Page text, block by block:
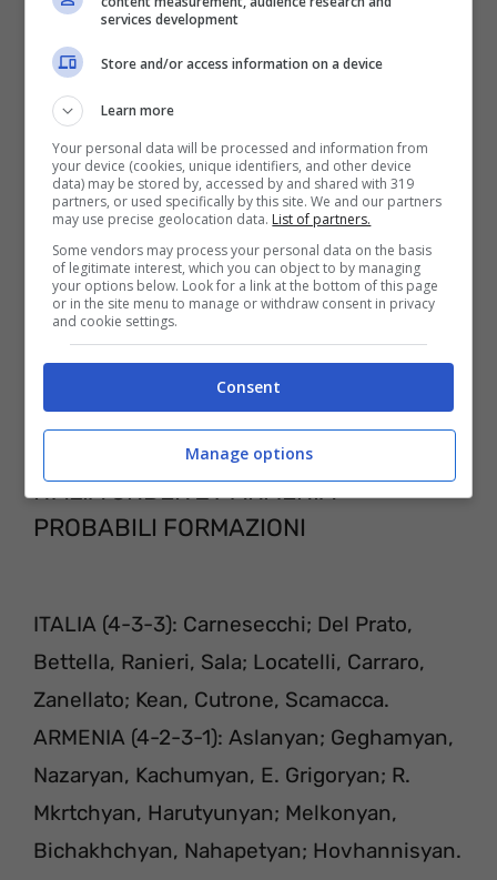
dedicata sul proprio dispositivo mobile: a
questo punto non ci resta che iniziare il
conto alla rovescia e augurarvi una buona
partita.
ITALIA UNDER 21-ARMENIA
PROBABILI FORMAZIONI
ITALIA (4-3-3): Carnesecchi; Del Prato,
Bettella, Ranieri, Sala; Locatelli, Carraro,
Zanellato; Kean, Cutrone, Scamacca.
ARMENIA (4-2-3-1): Aslanyan; Geghamyan,
Nazaryan, Kachumyan, E. Grigoryan; R.
Mkrtchyan, Harutyunyan; Melkonyan,
Bichakhchyan, Nahapetyan; Hovhannisyan.
services development
Store and/or access information on a device
Learn more
Your personal data will be processed and information from
your device (cookies, unique identifiers, and other device
data) may be stored by, accessed by and shared with 319
partners, or used specifically by this site. We and our partners
may use precise geolocation data. List of partners.
Some vendors may process your personal data on the basis
of legitimate interest, which you can object to by managing
your options below. Look for a link at the bottom of this page
or in the site menu to manage or withdraw consent in privacy
and cookie settings.
Consent
Manage options